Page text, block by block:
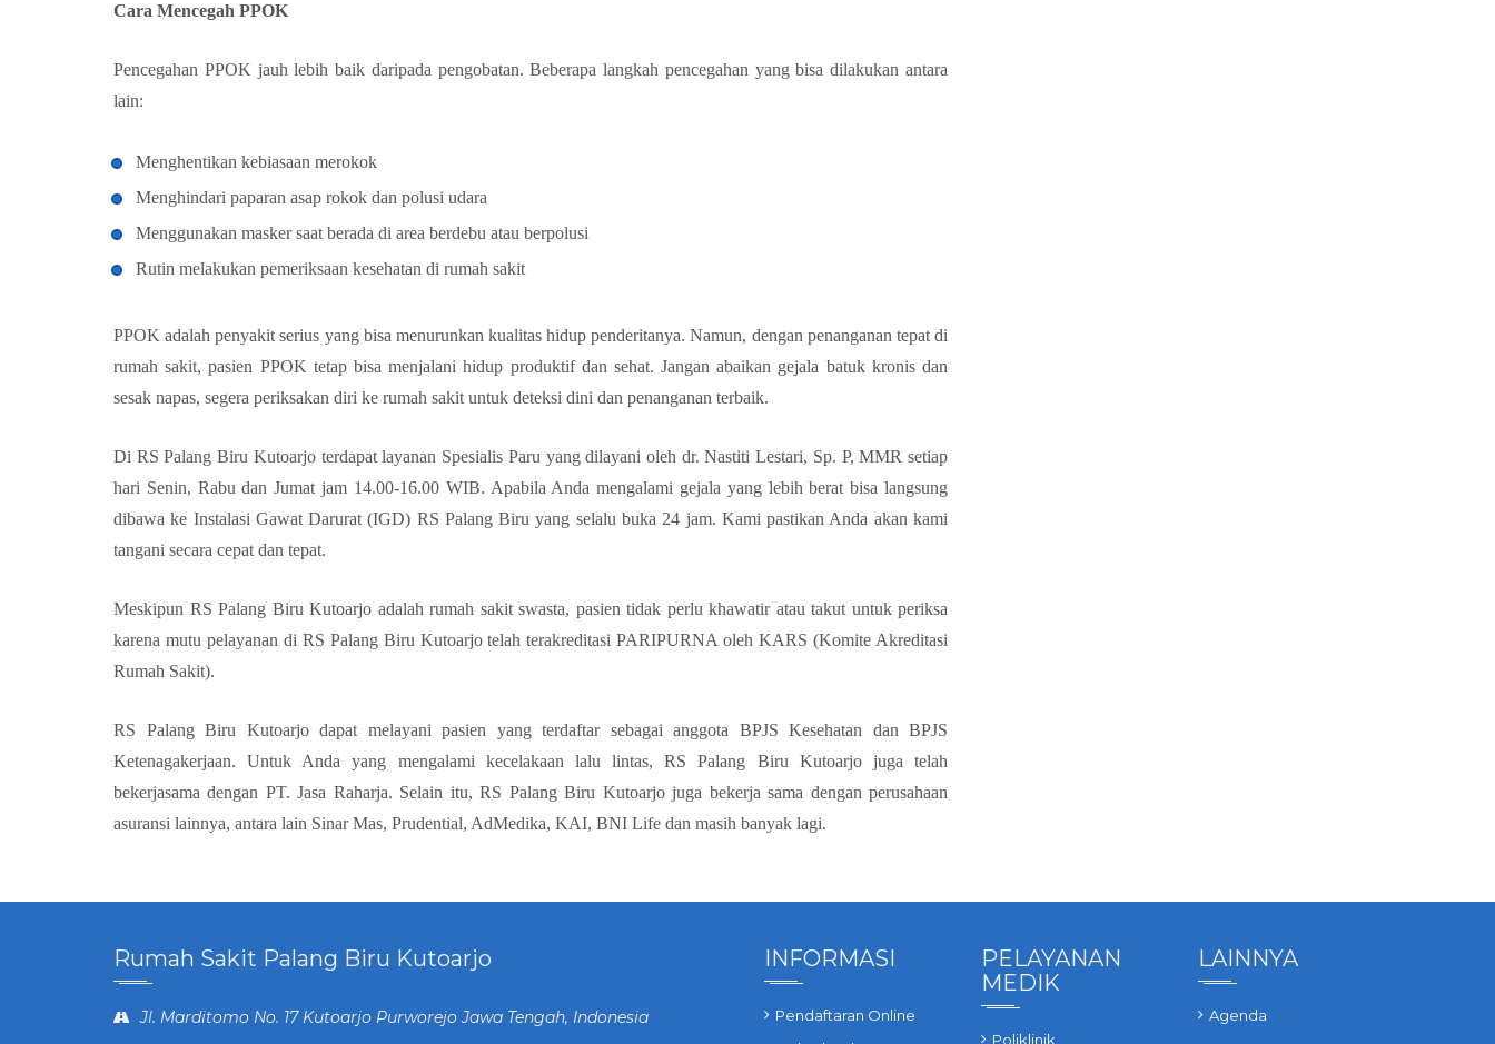
Cara Mencegah PPOK
Pencegahan PPOK jauh lebih baik daripada pengobatan. Beberapa langkah pencegahan yang bisa dilakukan antara
lain:
Menghentikan kebiasaan merokok
Menghindari paparan asap rokok dan polusi udara
Menggunakan masker saat berada di area berdebu atau berpolusi
Rutin melakukan pemeriksaan kesehatan di rumah sakit
PPOK adalah penyakit serius yang bisa menurunkan kualitas hidup penderitanya. Namun, dengan penanganan tepat di
rumah sakit, pasien PPOK tetap bisa menjalani hidup produktif dan sehat. Jangan abaikan gejala batuk kronis dan
sesak napas, segera periksakan diri ke rumah sakit untuk deteksi dini dan penanganan terbaik.
Di RS Palang Biru Kutoarjo terdapat layanan Spesialis Paru yang dilayani oleh dr. Nastiti Lestari, Sp. P, MMR setiap
hari Senin, Rabu dan Jumat jam 14.00-16.00 WIB. Apabila Anda mengalami gejala yang lebih berat bisa langsung
dibawa ke Instalasi Gawat Darurat (IGD) RS Palang Biru yang selalu buka 24 jam. Kami pastikan Anda akan kami
tangani secara cepat dan tepat.
Meskipun RS Palang Biru Kutoarjo adalah rumah sakit swasta, pasien tidak perlu khawatir atau takut untuk periksa
karena mutu pelayanan di RS Palang Biru Kutoarjo telah terakreditasi PARIPURNA oleh KARS (Komite Akreditasi
Rumah Sakit).
RS Palang Biru Kutoarjo dapat melayani pasien yang terdaftar sebagai anggota BPJS Kesehatan dan BPJS
Ketenagakerjaan. Untuk Anda yang mengalami kecelakaan lalu lintas, RS Palang Biru Kutoarjo juga telah
bekerjasama dengan PT. Jasa Raharja. Selain itu, RS Palang Biru Kutoarjo juga bekerja sama dengan perusahaan
asuransi lainnya, antara lain Sinar Mas, Prudential, AdMedika, KAI, BNI Life dan masih banyak lagi.
Rumah Sakit Palang Biru Kutoarjo
Jl. Marditomo No. 17 Kutoarjo Purworejo Jawa Tengah, Indonesia
INFORMASI
Pendaftaran Online
PELAYANAN
MEDIK
Poliklinik
LAINNYA
Agenda